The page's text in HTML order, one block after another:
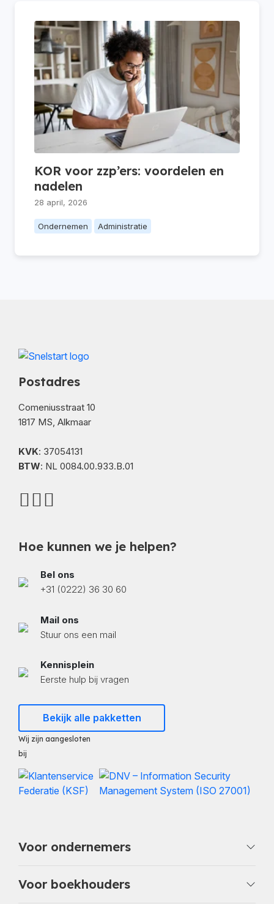
KOR voor zzp’ers: voordelen en
nadelen
28 april, 2026
Ondernemen Administratie
Postadres
Comeniusstraat 10
1817 MS, Alkmaar
KVK: 37054131
BTW: NL 0084.00.933.B.01
Hoe kunnen we je helpen?
Bel ons
+31 (0222) 36 30 60
Mail ons
Stuur ons een mail
Kennisplein
Eerste hulp bij vragen
Bekijk alle pakketten
Wij zijn aangesloten
bij
Voor ondernemers
Voor boekhouders